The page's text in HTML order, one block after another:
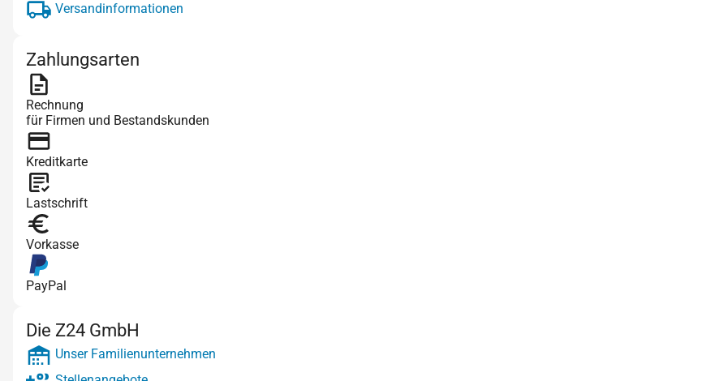
Versandinformationen
Zahlungsarten
Rechnung
für Firmen und Bestandskunden
Kreditkarte
Lastschrift
Vorkasse
PayPal
Die Z24 GmbH
Unser Familienunternehmen